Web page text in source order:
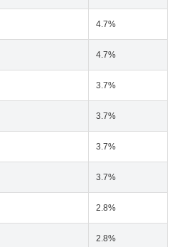
4.7%
4.7%
3.7%
3.7%
3.7%
3.7%
2.8%
2.8%